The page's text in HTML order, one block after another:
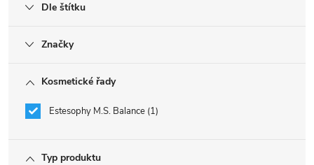
Dle štítku
Značky
Kosmetické řady
Estesophy M.S. Balance 1
Typ produktu